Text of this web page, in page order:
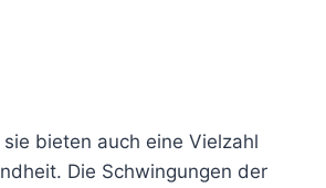
bieten auch eine Vielzahl
Die Schwingungen der